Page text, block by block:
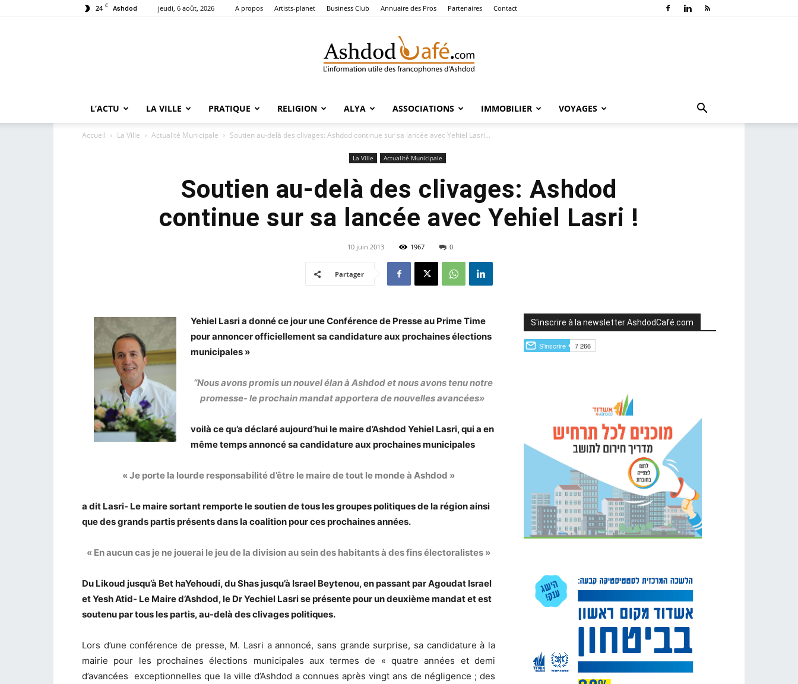
24 C Ashdod jeudi, 6 août, 2026 A propos Artists-planet Business Club Annuaire des Pros Partenaires Contact
Café
L’ACTU LA VILLE PRATIQUE RELIGION ALYA ASSOCIATIONS IMMOBILIER VOYAGES
Accueil La Ville Actualité Municipale Soutien au-delà des clivages: Ashdod continue sur sa lancée avec Yehiel Lasri...
La Ville Actualité Municipale
Soutien au-delà des clivages: Ashdod
continue sur sa lancée avec Yehiel Lasri !
10 juin 2013 1967 0
Partager
Yehiel Lasri a donné ce jour une Conférence de Presse au Prime Time
pour annoncer officiellement sa candidature aux prochaines élections
municipales »
“Nous avons promis un nouvel élan à Ashdod et nous avons tenu notre
promesse- le prochain mandat apportera de nouvelles avancées»
voilà ce qu’a déclaré aujourd’hui le maire d’Ashdod Yehiel Lasri, qui a en
même temps annoncé sa candidature aux prochaines municipales
« Je porte la lourde responsabilité d’être le maire de tout le monde à Ashdod »
a dit Lasri- Le maire sortant remporte le soutien de tous les groupes politiques de la région ainsi
que des grands partis présents dans la coalition pour ces prochaines années.
« En aucun cas je ne jouerai le jeu de la division au sein des habitants à des fins électoralistes »
Du Likoud jusqu’à Bet haYehoudi, du Shas jusqu’à Israel Beytenou, en passant par Agoudat Israel
et Yesh Atid- Le Maire d’Ashdod, le Dr Yechiel Lasri se présente pour un deuxième mandat et est
soutenu par tous les partis, au-delà des clivages politiques.
Lors d’une conférence de presse, M. Lasri a annoncé, sans grande surprise, sa candidature à la
mairie pour les prochaines élections municipales aux termes de « quatre années et demi
d’avancées exceptionnelles que la ville d’Ashdod a connues après vingt ans de négligence ; des
S'inscrire à la newsletter AshdodCafé.com